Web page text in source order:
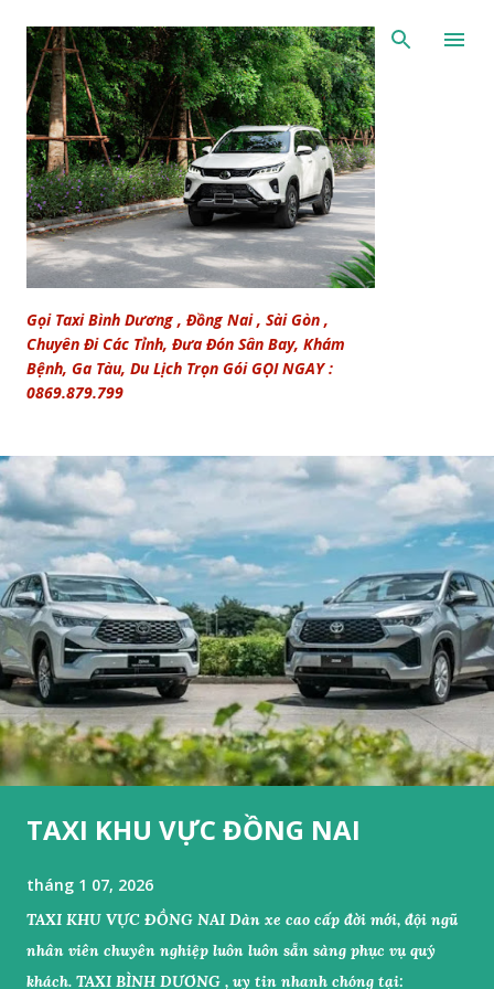
Chuyển đến nội dung chính
Gọi Taxi Bình Dương , Đồng Nai , Sài Gòn ,
Chuyên Đi Các Tỉnh, Đưa Đón Sân Bay, Khám
Bệnh, Ga Tàu, Du Lịch Trọn Gói GỌI NGAY :
0869.879.799
TAXI KHU VỰC ĐỒNG NAI
tháng 1 07, 2026
TAXI KHU VỰC ĐỒNG NAI Dàn xe cao cấp đời mới, đội ngũ
nhân viên chuyên nghiệp luôn luôn sẵn sàng phục vụ quý
khách. TAXI BÌNH DƯƠNG , uy tin nhanh chóng tại: